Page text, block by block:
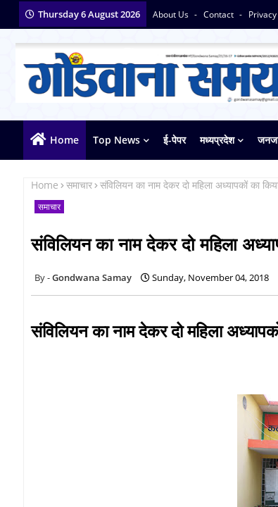
Thursday 6 August 2026 About Us Contact
Home Top News ई-पेपर मध्यप्रदेश
Home समाचार संविलियन का नाम देकर दो महिला अध्यापकों का
समाचार
संविलियन का नाम देकर दो महिला
Gondwana Samay Sunday, November 04, 2018
संविलियन का नाम देकर दो महिला